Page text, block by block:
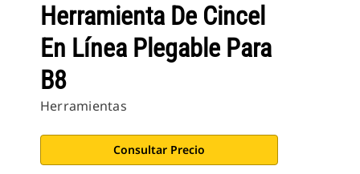
Herramienta De Cincel
En Línea Plegable Para
B8
Herramientas
Consultar Precio